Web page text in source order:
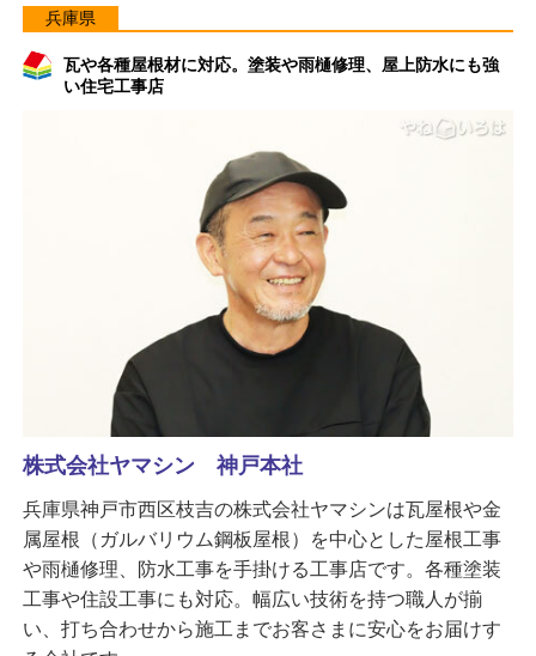
兵庫県
瓦や各種屋根材に対応。塗装や雨樋修理、屋上防水にも強
い住宅工事店
株式会社ヤマシン 神戸本社
兵庫県神戸市西区枝吉の株式会社ヤマシンは瓦屋根や金
属屋根（ガルバリウム鋼板屋根）を中心とした屋根工事
や雨樋修理、防水工事を手掛ける工事店です。各種塗装
工事や住設工事にも対応。幅広い技術を持つ職人が揃
い、打ち合わせから施工までお客さまに安心をお届けす